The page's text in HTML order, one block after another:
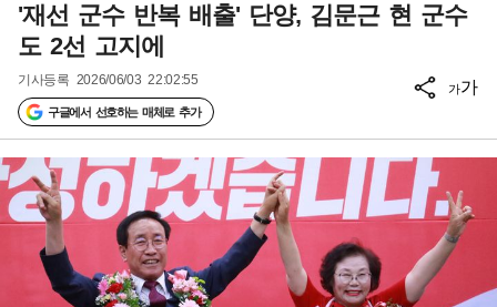
'재선 군수 반복 배출' 단양, 김문근 현 군수
도 2선 고지에
기사등록 2026/06/03 22:02:55
구글에서 선호하는 매체로 추가
가가